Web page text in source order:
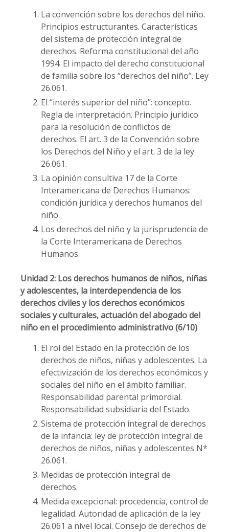
La convención sobre los derechos del niño.
Principios estructurantes. Características
del sistema de protección integral de
derechos. Reforma constitucional del año
1994. El impacto del derecho constitucional
de familia sobre los “derechos del niño”. Ley
26.061.
El “interés superior del niño”: concepto.
Regla de interpretación. Principio jurídico
para la resolución de conflictos de
derechos. El art. 3 de la Convención sobre
los Derechos del Niño y el art. 3 de la ley
26.061.
La opinión consultiva 17 de la Corte
Interamericana de Derechos Humanos:
condición jurídica y derechos humanos del
niño.
Los derechos del niño y la jurisprudencia de
la Corte Interamericana de Derechos
Humanos.
Unidad 2: Los derechos humanos de niños, niñas
y adolescentes, la interdependencia de los
derechos civiles y los derechos económicos
sociales y culturales, actuación del abogado del
niño en el procedimientoadministrativo (6/10)
El rol del Estado en la protección de los
derechos de niños, niñas y adolescentes. La
efectivización de los derechos económicos y
sociales del niño en el ámbito familiar.
Responsabilidad parental primordial.
Responsabilidad subsidiaria del Estado.
Sistema de protección integral de derechos
de la infancia: ley de protección integral de
derechos de niños, niñas y adolescentes N*
26.061.
Medidas de protección integral de
derechos.
Medida excepcional: procedencia, control de
legalidad. Autoridad de aplicación de la ley
26.061 a nivel local. Consejo de derechos de